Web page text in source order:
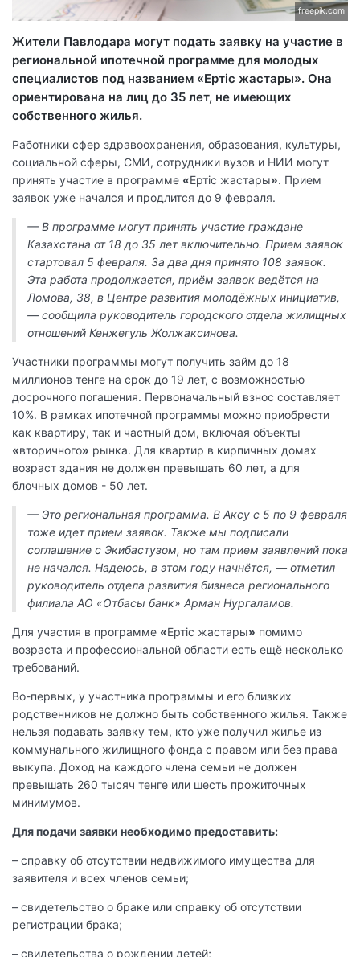
freepik.com
Жители Павлодара могут подать заявку на участие в
региональной ипотечной программе для молодых
специалистов под названием «Ертіс жастары». Она
ориентирована на лиц до 35 лет, не имеющих
собственного жилья.
Работники сфер здравоохранения, образования, культуры,
социальной сферы, СМИ, сотрудники вузов и НИИ могут
принять участие в программе «Ертіс жастары». Прием
заявок уже начался и продлится до 9 февраля.
— В программе могут принять участие граждане
Казахстана от 18 до 35 лет включительно. Прием заявок
стартовал 5 февраля. За два дня принято 108 заявок.
Эта работа продолжается, приём заявок ведётся на
Ломова, 38, в Центре развития молодёжных инициатив,
— сообщила руководитель городского отдела жилищных
отношений Кенжегуль Жолжаксинова.
Участники программы могут получить займ до 18
миллионов тенге на срок до 19 лет, с возможностью
досрочного погашения. Первоначальный взнос составляет
10%. В рамках ипотечной программы можно приобрести
как квартиру, так и частный дом, включая объекты
«вторичного» рынка. Для квартир в кирпичных домах
возраст здания не должен превышать 60 лет, а для
блочных домов - 50 лет.
— Это региональная программа. В Аксу с 5 по 9 февраля
тоже идет прием заявок. Также мы подписали
соглашение с Экибастузом, но там прием заявлений пока
не начался. Надеюсь, в этом году начнётся, — отметил
руководитель отдела развития бизнеса регионального
филиала АО «Отбасы банк» Арман Нургаламов.
Для участия в программе «Ертіс жастары» помимо
возраста и профессиональной области есть ещё несколько
требований.
Во-первых, у участника программы и его близких
родственников не должно быть собственного жилья. Также
нельзя подавать заявку тем, кто уже получил жилье из
коммунального жилищного фонда с правом или без права
выкупа. Доход на каждого члена семьи не должен
превышать 260 тысяч тенге или шесть прожиточных
минимумов.
Для подачи заявки необходимо предоставить:
– справку об отсутствии недвижимого имущества для
заявителя и всех членов семьи;
– свидетельство о браке или справку об отсутствии
регистрации брака;
– свидетельства о рождении детей;